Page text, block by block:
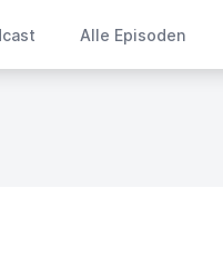
Alle Episoden